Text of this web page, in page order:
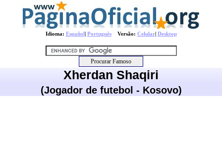
Idioma: Español| PortuguêsVersão: Celular| Desktop
Xherdan Shaqiri
(Jogador de futebol - Kosovo)